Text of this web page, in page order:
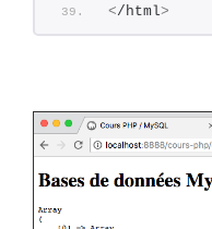
</html>